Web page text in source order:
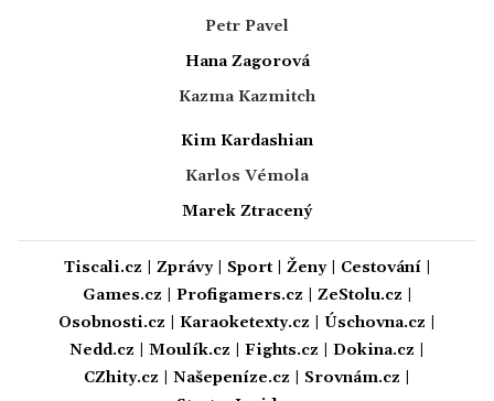
Petr Pavel
Hana Zagorová
Kazma Kazmitch
Kim Kardashian
Karlos Vémola
Marek Ztracený
Tiscali.cz Zprávy| Sport| Ženy| Cestování|
Games.cz
Profigamers.cz ZeStolu.cz
Osobnosti.cz
Karaoketexty.cz Úschovna.cz
Nedd.cz
Moulík.cz Fights.cz Dokina.cz
CZhity.cz
Našepeníze.cz Srovnám.cz